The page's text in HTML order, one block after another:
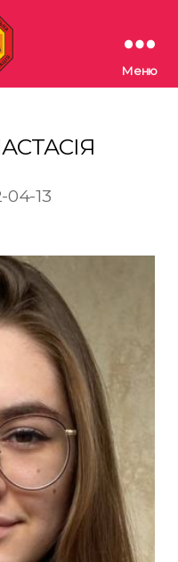
Меню
04-13